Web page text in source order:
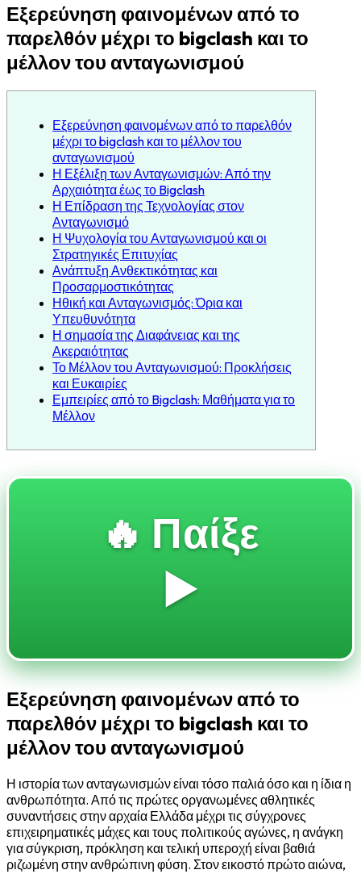
Εξερεύνηση φαινομένων από το
παρελθόν μέχρι το bigclash και το
μέλλον του ανταγωνισμού
Εξερεύνηση φαινομένων από το παρελθόν
μέχρι το bigclash και το μέλλον του
ανταγωνισμού
Η Εξέλιξη των Ανταγωνισμών: Από την
Αρχαιότητα έως το Bigclash
Η Επίδραση της Τεχνολογίας στον
Ανταγωνισμό
Η Ψυχολογία του Ανταγωνισμού και οι
Στρατηγικές Επιτυχίας
Ανάπτυξη Ανθεκτικότητας και
Προσαρμοστικότητας
Ηθική και Ανταγωνισμός: Όρια και
Υπευθυνότητα
Η σημασία της Διαφάνειας και της
Ακεραιότητας
Το Μέλλον του Ανταγωνισμού: Προκλήσεις
και Ευκαιρίες
Εμπειρίες από το Bigclash: Μαθήματα για το
Μέλλον
🔥 Παίξε
▶️
Εξερεύνηση φαινομένων από το
παρελθόν μέχρι το bigclash και το
μέλλον του ανταγωνισμού
Η ιστορία των ανταγωνισμών είναι τόσο παλιά όσο και η ίδια η
ανθρωπότητα. Από τις πρώτες οργανωμένες αθλητικές
συναντήσεις στην αρχαία Ελλάδα μέχρι τις σύγχρονες
επιχειρηματικές μάχες και τους πολιτικούς αγώνες, η ανάγκη
για σύγκριση, πρόκληση και τελική υπεροχή είναι βαθιά
ριζωμένη στην ανθρώπινη φύση. Στον εικοστό πρώτο αιώνα,